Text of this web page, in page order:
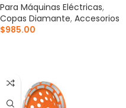
Para Máquinas Eléctricas,
Copas Diamante, Accesorios
$985.00